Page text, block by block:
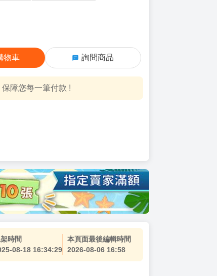
物車 詢問商品
障您每一筆付款 !
架時間
08-18 16:34:29
本頁面最後編輯時間
2026-08-06 16:58